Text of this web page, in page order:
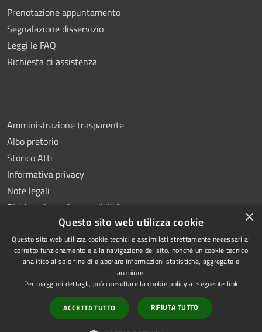
Prenotazione appuntamento
Segnalazione disservizio
Leggi le FAQ
Richiesta di assistenza
Amministrazione trasparente
Albo pretorio
Storico Atti
Informativa privacy
Note legali
Dichiarazione di accessibilità
RSS
Accessibilità
Copyright © 2026 • Comune di
Montoro • Powered by
Municipium•Accesso
redazione
×
Questo sito web utilizza cookie
Questo sito web utilizza cookie tecnici e assimilati strettamente necessari al
corretto funzionamento e alla navigazione del sito, nonché un cookie tecnico
analitico al solo fine di elaborare informazioni statistiche, aggregate e
anonime.
Per maggiori dettagli, può consultare la cookie policy al seguente link
ACCETTA TUTTO RIFIUTA TUTTO